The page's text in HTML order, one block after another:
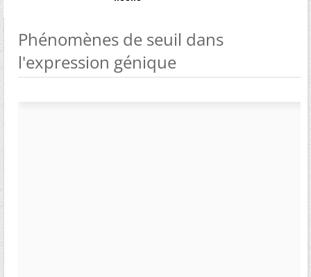
Phénomènes de seuil dans
l'expression génique